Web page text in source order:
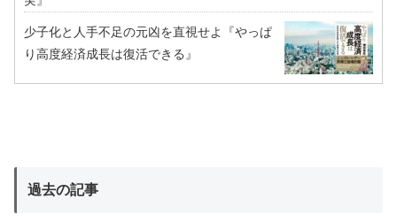
少子化と人手不足の元凶を直視せよ『やっぱ
り高度経済成長は復活できる』
過去の記事